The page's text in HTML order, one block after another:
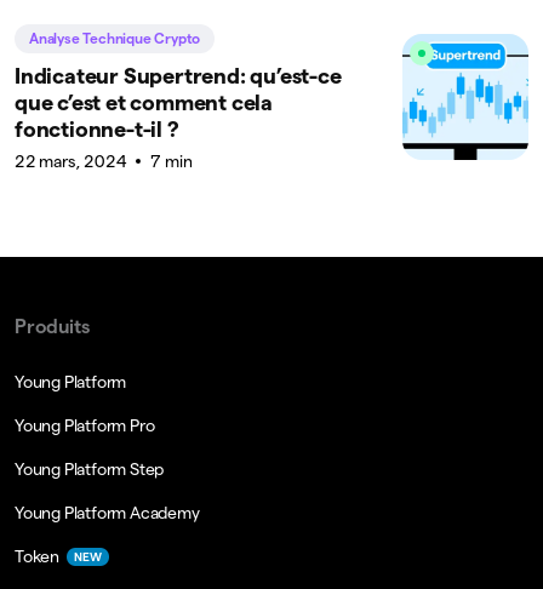
Analyse Technique Crypto
Indicateur Supertrend: qu’est-ce
que c’est et comment cela
fonctionne-t-il ?
22 mars, 2024 7 min
Produits
Young Platform
Young Platform Pro
Young Platform Step
Young Platform Academy
Token NEW